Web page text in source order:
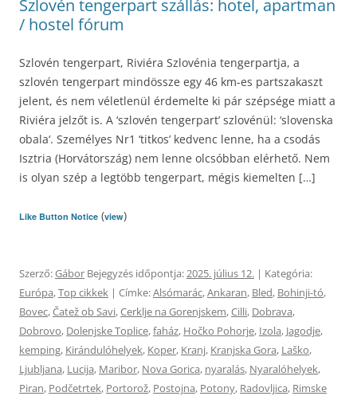
Szlovén tengerpart szállás: hotel, apartman
/ hostel fórum
Szlovén tengerpart, Riviéra Szlovénia tengerpartja, a
szlovén tengerpart mindössze egy 46 km-es partszakaszt
jelent, és nem véletlenül érdemelte ki pár szépsége miatt a
Riviéra jelzőt is. A ‘szlovén tengerpart’ szlovénül: ‘slovenska
obala‘. Személyes Nr1 ‘titkos’ kedvenc lenne, ha a csodás
Isztria (Horvátország) nem lenne olcsóbban elérhető. Nem
is olyan szép a legtöbb tengerpart, mégis kiemelten […]
Like Button Notice (view)
Szerző:Gábor Bejegyzés időpontja:2025. július 12. | Kategória:
Európa,Top cikkek | Címke:Alsómarác,Ankaran, Bled, Bohinji-tó,
Bovec,Čatež ob Savi,Cerklje na Gorenjskem,Cilli, Dobrava,
Dobrovo, Dolenjske Toplice,faház, Hočko Pohorje, Izola, Jagodje,
kemping, Kirándulóhelyek, Koper, Kranj, Kranjska Gora, Laško,
Ljubljana, Lucija, Maribor, Nova Gorica, nyaralás, Nyaralóhelyek,
Piran, Podčetrtek, Portorož, Postojna, Potony, Radovljica, Rimske